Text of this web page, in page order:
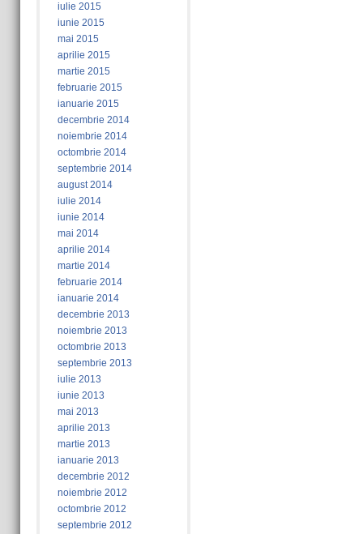
iulie 2015
iunie 2015
mai 2015
aprilie 2015
martie 2015
februarie 2015
ianuarie 2015
decembrie 2014
noiembrie 2014
octombrie 2014
septembrie 2014
august 2014
iulie 2014
iunie 2014
mai 2014
aprilie 2014
martie 2014
februarie 2014
ianuarie 2014
decembrie 2013
noiembrie 2013
octombrie 2013
septembrie 2013
iulie 2013
iunie 2013
mai 2013
aprilie 2013
martie 2013
ianuarie 2013
decembrie 2012
noiembrie 2012
octombrie 2012
septembrie 2012